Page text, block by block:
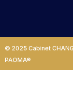
© 2025 Cabinet
PAOMA®